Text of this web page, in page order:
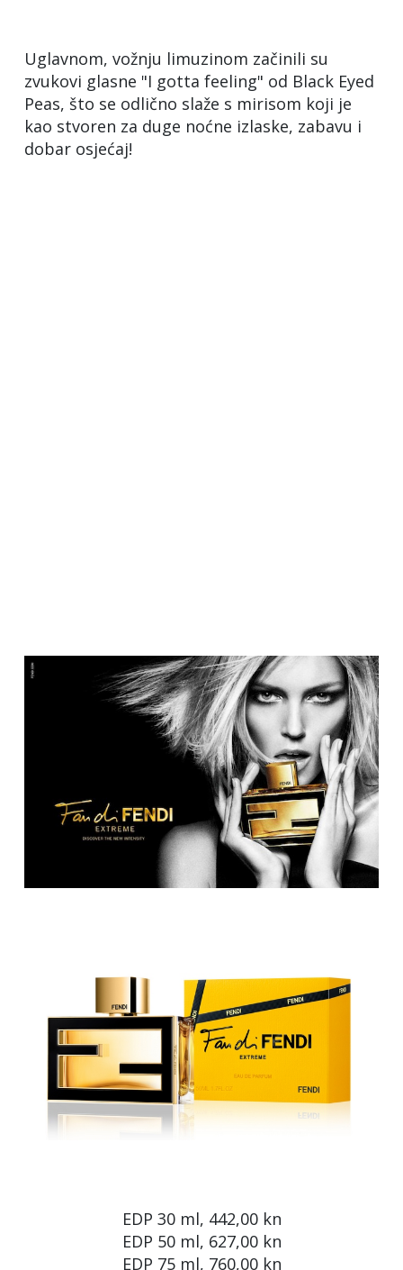
Uglavnom, vožnju limuzinom začinili su
zvukovi glasne "I gotta feeling" od Black Eyed
Peas, što se odlično slaže s mirisom koji je
kao stvoren za duge noćne izlaske, zabavu i
dobar osjećaj!
EDP 30 ml, 442,00 kn
EDP 50 ml, 627,00 kn
EDP 75 ml, 760,00 kn